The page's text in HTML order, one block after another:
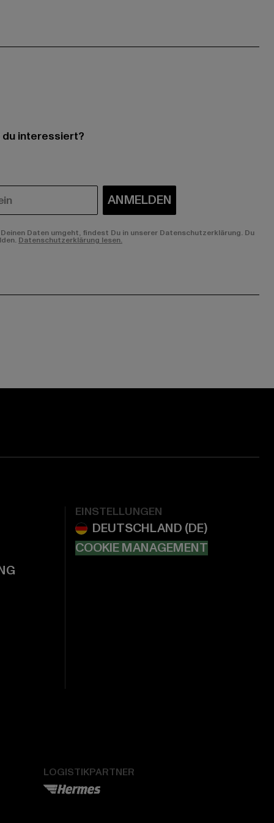
interessiert?
ANMELDEN
Daten umgeht, findest Du in unserer Datenschutzerklärung. Du
Datenschutzerklärung lesen.
EINSTELLUNGEN
COOKIE MANAGEMENT
LOGISTIKPARTNER